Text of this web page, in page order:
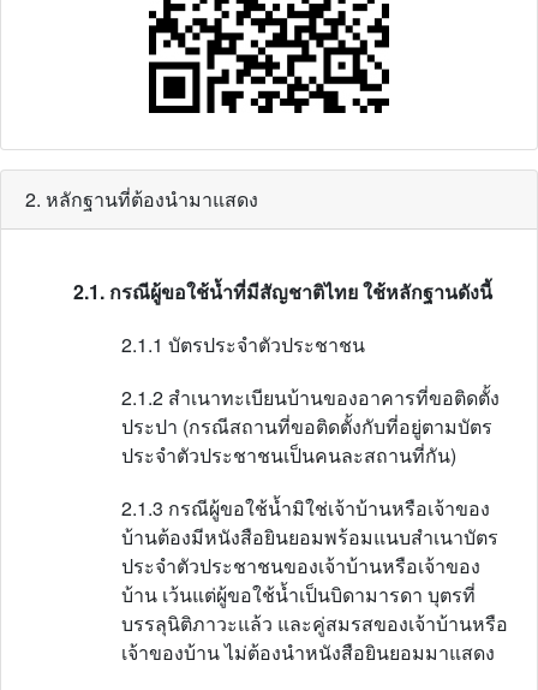
2. หลักฐานที่ต้องนำมาแสดง
2.1. กรณีผู้ขอใช้น้ำที่มีสัญชาติไทย ใช้หลักฐานดังนี้
2.1.1 บัตรประจำตัวประชาชน
2.1.2 สำเนาทะเบียนบ้านของอาคารที่ขอติดตั้ง
ประปา (กรณีสถานที่ขอติดตั้งกับที่อยู่ตามบัตร
ประจำตัวประชาชนเป็นคนละสถานที่กัน)
2.1.3 กรณีผู้ขอใช้น้ำมิใช่เจ้าบ้านหรือเจ้าของ
บ้านต้องมีหนังสือยินยอมพร้อมแนบสำเนาบัตร
ประจำตัวประชาชนของเจ้าบ้านหรือเจ้าของ
บ้าน เว้นแต่ผู้ขอใช้น้ำเป็นบิดามารดา บุตรที่
บรรลุนิติภาวะแล้ว และคู่สมรสของเจ้าบ้านหรือ
เจ้าของบ้าน ไม่ต้องนำหนังสือยินยอมมาแสดง